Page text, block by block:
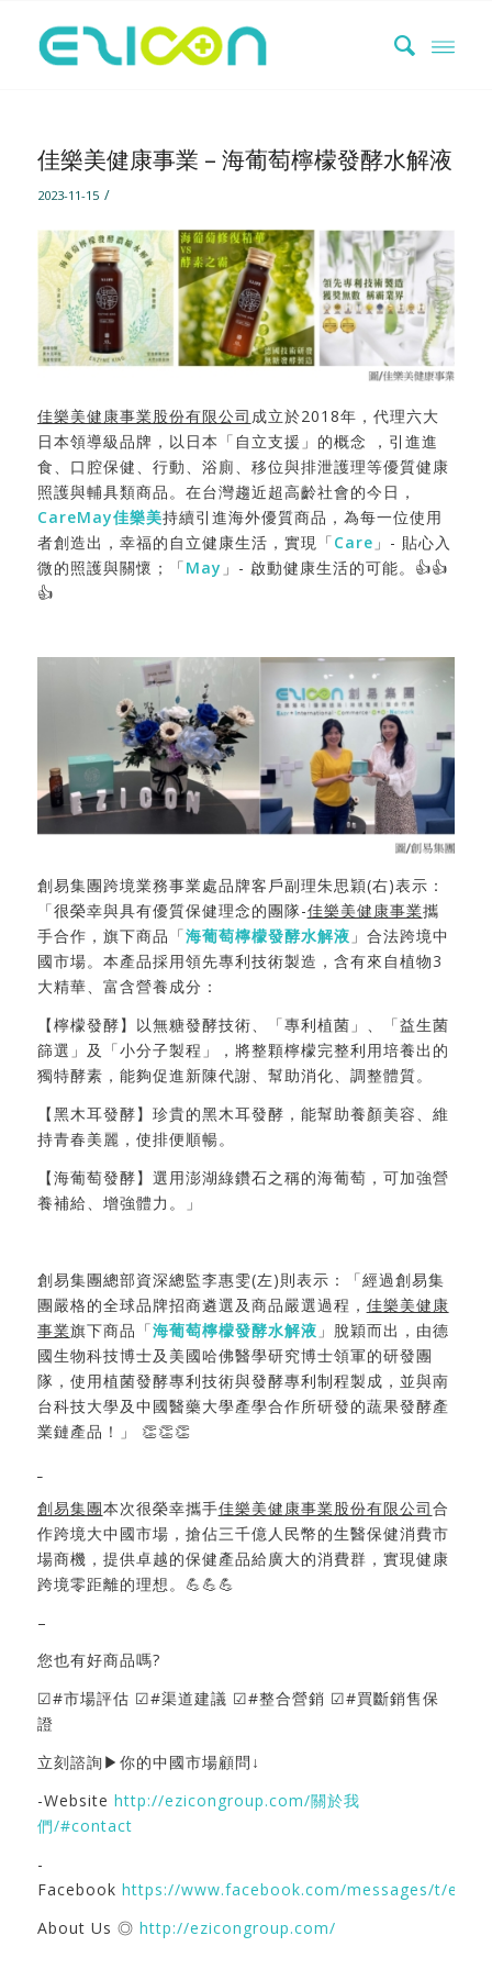
佳樂美健康事業 – 海葡萄檸檬發酵水解液
2023-11-15 /
佳樂美健康事業股份有限公司 成立於2018年，代理六大
日本領導級品牌，以日本「自立支援」的概念 ，引進進
食、口腔保健、行動、浴廁、移位與排泄護理等優質健康
照護與輔具類商品。在台灣趨近超高齡社會的今日，
CareMay佳樂美持續引進海外優質商品，為每一位使用
者創造出，幸福的自立健康生活，實現「Care 」- 貼心入
微的照護與關懷；「May 」- 啟動健康生活的可能。👍👍
👍
創易集團跨境業務事業處品牌客戶副理朱思穎(右)表示：
「很榮幸與具有優質保健理念的團隊-佳樂美健康事業攜
手合作，旗下商品「海葡萄檸檬發酵水解液 」合法跨境中
國市場。本產品採用領先專利技術製造，含有來自植物3
大精華、富含營養成分：
【檸檬發酵】以無糖發酵技術、「專利植菌」、「益生菌
篩選」及「小分子製程」，將整顆檸檬完整利用培養出的
獨特酵素，能夠促進新陳代謝、幫助消化、調整體質。
【黑木耳發酵】珍貴的黑木耳發酵，能幫助養顏美容、維
持青春美麗，使排便順暢。
【海葡萄發酵】選用澎湖綠鑽石之稱的海葡萄，可加強營
養補給、增強體力。」
創易集團總部資深總監李惠雯(左)則表示：「經過創易集
團嚴格的全球品牌招商遴選及商品嚴選過程， 佳樂美健康
事業旗下商品「海葡萄檸檬發酵水解液 」脫穎而出，由德
國生物科技博士及美國哈佛醫學研究博士領軍的研發團
隊，使用植菌發酵專利技術與發酵專利制程製成，並與南
台科技大學及中國醫藥大學產學合作所研發的蔬果發酵產
業鏈產品！」 👏👏👏
創易集團本次很榮幸攜手佳樂美健康事業股份有限公司合
作跨境大中國市場，搶佔三千億人民幣的生醫保健消費市
場商機，提供卓越的保健產品給廣大的消費群，實現健康
跨境零距離的理想。💪💪💪
–
您也有好商品嗎?
☑#市場評估 ☑#渠道建議 ☑#整合營銷 ☑#買斷銷售保
證
立刻諮詢▶你的中國市場顧問↓
-Website http://ezicongroup.com/關於我
們/#contact
-
Facebook https://www.facebook.com/messages/t/
About Us ◎ http://ezicongroup.com/